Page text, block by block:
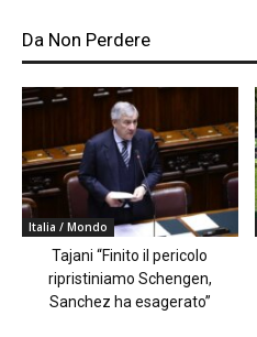
Da Non Perdere
Italia / Mondo
Tajani “Finito il pericolo
ripristiniamo Schengen,
Sanchez ha esagerato”